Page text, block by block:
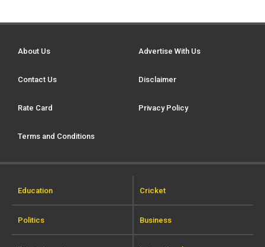
About Us Advertise With Us
Contact Us Disclaimer
Rate Card Privacy Policy
Terms and Conditions
Education Cricket
Politics Business